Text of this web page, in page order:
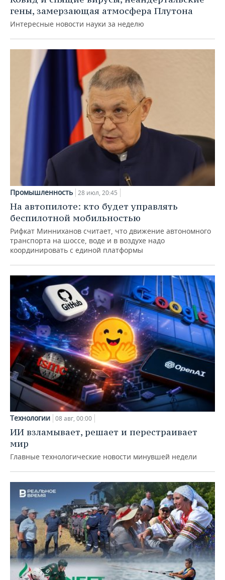
гены, замерзающая атмосфера Плутона
Интересные новости науки за неделю
Промышленность 28 июл, 20:45
На автопилоте: кто будет управлять
беспилотной мобильностью
Рифкат Минниханов считает, что движение автономного
транспорта на шоссе, воде и в воздухе надо
координировать с единой платформы
Технологии 08 авг, 00:00
ИИ взламывает, решает и перестраивает
мир
Главные технологические новости минувшей недели